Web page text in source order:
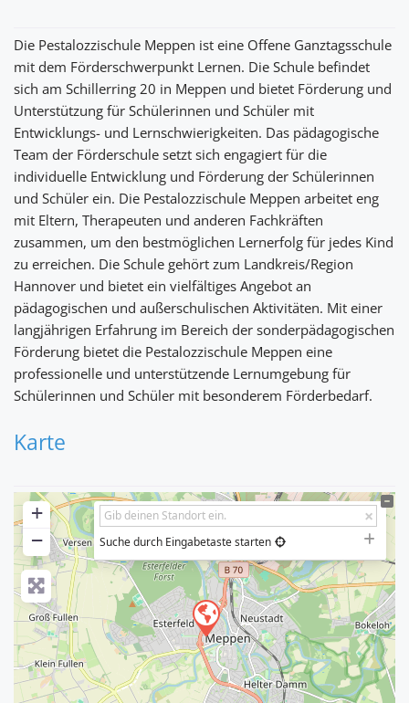
Die Pestalozzischule Meppen ist eine Offene Ganztagsschule
mit dem Förderschwerpunkt Lernen. Die Schule befindet
sich am Schillerring 20 in Meppen und bietet Förderung und
Unterstützung für Schülerinnen und Schüler mit
Entwicklungs- und Lernschwierigkeiten. Das pädagogische
Team der Förderschule setzt sich engagiert für die
individuelle Entwicklung und Förderung der Schülerinnen
und Schüler ein. Die Pestalozzischule Meppen arbeitet eng
mit Eltern, Therapeuten und anderen Fachkräften
zusammen, um den bestmöglichen Lernerfolg für jedes Kind
zu erreichen. Die Schule gehört zum Landkreis/Region
Hannover und bietet ein vielfältiges Angebot an
pädagogischen und außerschulischen Aktivitäten. Mit einer
langjährigen Erfahrung im Bereich der sonderpädagogischen
Förderung bietet die Pestalozzischule Meppen eine
professionelle und unterstützende Lernumgebung für
Schülerinnen und Schüler mit besonderem Förderbedarf.
Karte
+
−
Suche durch Eingabetaste starten